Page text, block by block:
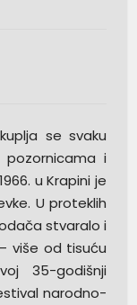
se svaku
pozornicama i
u Krapini je
U proteklih
stvaralo i
više od tisuću
35-godišnji
narodno-